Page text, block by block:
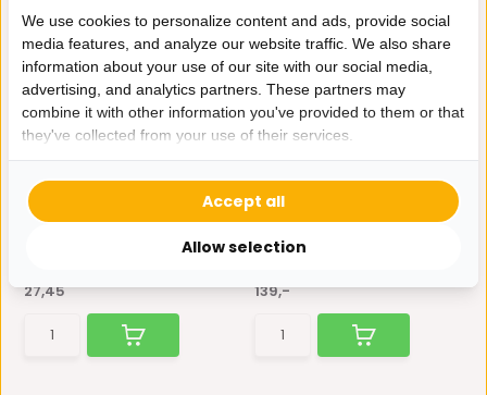
Bloomy Porseleinen
Soepkommen - 6 delige...
Serveer uw favoriete soepen
27,45
Serviesset Pearls | 24-
delig
Breng elegantie naar je
139,-
We use cookies to personalize content and ads, provide social
media features, and analyze our website traffic. We also share
information about your use of our site with our social media,
advertising, and analytics partners. These partners may
combine it with other information you've provided to them or that
they've collected from your use of their services.
Allow selection
Accept all